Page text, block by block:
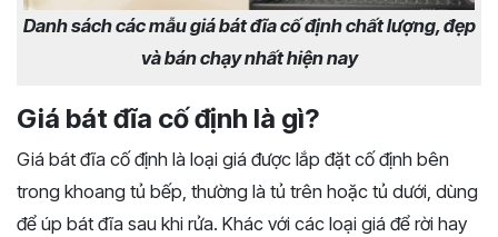
Danh sách các mẫu giá bát đĩa cố định chất lượng, đẹp
và bán chạy nhất hiện nay
Giá bát đĩa cố định là gì?
Giá bát đĩa cố định là loại giá được lắp đặt cố định bên
trong khoang tủ bếp, thường là tủ trên hoặc tủ dưới, dùng
để úp bát đĩa sau khi rửa. Khác với các loại giá để rời hay